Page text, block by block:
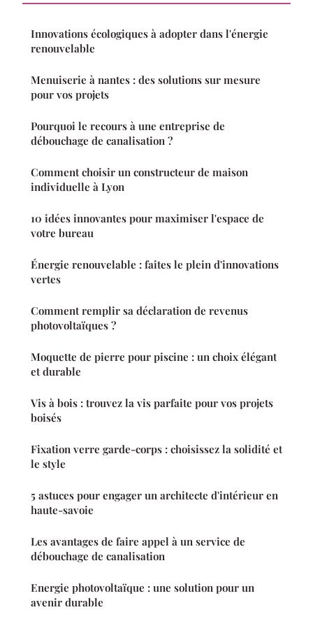
Innovations écologiques à adopter dans l'énergie
renouvelable
Menuiserie à nantes : des solutions sur mesure
pour vos projets
Pourquoi le recours à une entreprise de
débouchage de canalisation ?
Comment choisir un constructeur de maison
individuelle à Lyon
10 idées innovantes pour maximiser l'espace de
votre bureau
Énergie renouvelable : faites le plein d'innovations
vertes
Comment remplir sa déclaration de revenus
photovoltaïques ?
Moquette de pierre pour piscine : un choix élégant
et durable
Vis à bois : trouvez la vis parfaite pour vos projets
boisés
Fixation verre garde-corps : choisissez la solidité et
le style
5 astuces pour engager un architecte d'intérieur en
haute-savoie
Les avantages de faire appel à un service de
débouchage de canalisation
Energie photovoltaïque : une solution pour un
avenir durable